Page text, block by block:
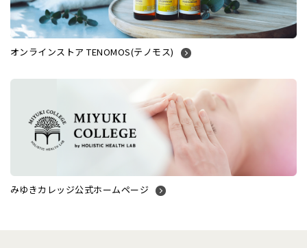
オンラインストア TENOMOS(テノモス)
みゆきカレッジ公式ホームページ